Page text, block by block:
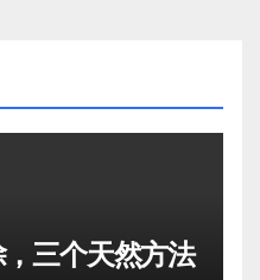
三个天然方法